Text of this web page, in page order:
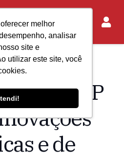
melhor
analisar
site e
utilizar este site, você
IASP
do TJ-SP
e de